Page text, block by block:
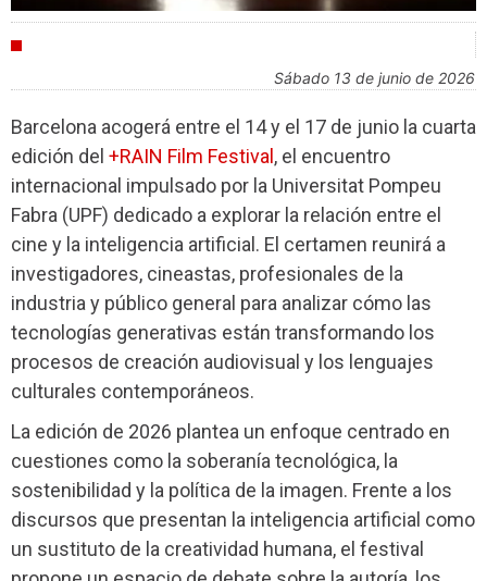
sábado 13 de junio de 2026
Barcelona acogerá entre el 14 y el 17 de junio la cuarta
edición del +RAIN Film Festival, el encuentro
internacional impulsado por la Universitat Pompeu
Fabra (UPF) dedicado a explorar la relación entre el
cine y la inteligencia artificial. El certamen reunirá a
investigadores, cineastas, profesionales de la
industria y público general para analizar cómo las
tecnologías generativas están transformando los
procesos de creación audiovisual y los lenguajes
culturales contemporáneos.
La edición de 2026 plantea un enfoque centrado en
cuestiones como la soberanía tecnológica, la
sostenibilidad y la política de la imagen. Frente a los
discursos que presentan la inteligencia artificial como
un sustituto de la creatividad humana, el festival